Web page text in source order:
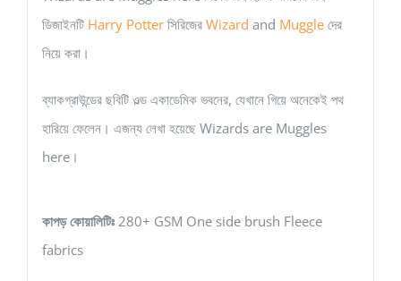
ডিজাইনটি Harry Potterসিরিজের Wizard and Muggleদের
নিয়ে করা।
ব্যাকগ্রাউন্ডের ছবিটি ওল্ড একাডেমিক ভবনের, যেখানে গিয়ে অনেকেই পথ
হারিয়ে ফেলেন। এজন্য লেখা হয়েছে Wizards are Muggles
here।
কাপড় কোয়ালিটিঃ280+ GSM One side brush Fleece
fabrics